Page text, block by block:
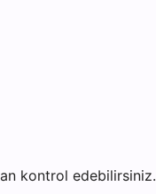
kontrol edebilirsiniz.